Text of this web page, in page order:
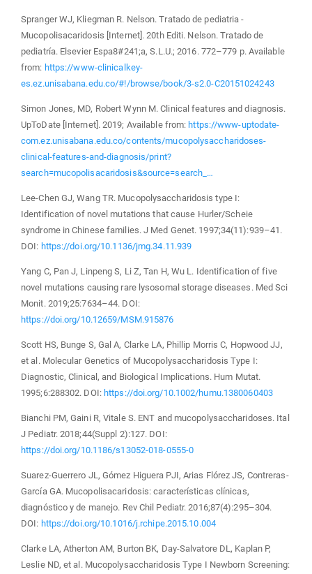
Spranger WJ, Kliegman R. Nelson. Tratado de pediatria -
Mucopolisacaridosis [Internet]. 20th Editi. Nelson. Tratado de
pediatría. Elsevier Espa8#241;a, S.L.U.; 2016. 772–779 p. Available
from: https://www-clinicalkey-
es.ez.unisabana.edu.co/#!/browse/book/3-s2.0-C20151024243
Simon Jones, MD, Robert Wynn M. Clinical features and diagnosis.
UpToDate [Internet]. 2019; Available from:https://www-uptodate-
com.ez.unisabana.edu.co/contents/mucopolysaccharidoses-
clinical-features-and-diagnosis/print?
search=mucopolisacaridosis&source=search_…
Lee-Chen GJ, Wang TR. Mucopolysaccharidosis type I:
Identification of novel mutations that cause Hurler/Scheie
syndrome in Chinese families. J Med Genet. 1997;34(11):939–41.
DOI: https://doi.org/10.1136/jmg.34.11.939
Yang C, Pan J, Linpeng S, Li Z, Tan H, Wu L. Identification of five
novel mutations causing rare lysosomal storage diseases. Med Sci
Monit. 2019;25:7634–44. DOI:
https://doi.org/10.12659/MSM.915876
Scott HS, Bunge S, Gal A, Clarke LA, Phillip Morris C, Hopwood JJ,
et al. Molecular Genetics of Mucopolysaccharidosis Type I:
Diagnostic, Clinical, and Biological Implications. Hum Mutat.
1995;6:288302. DOI: https://doi.org/10.1002/humu.1380060403
Bianchi PM, Gaini R, Vitale S. ENT and mucopolysaccharidoses. Ital
J Pediatr. 2018;44(Suppl 2):127. DOI:
https://doi.org/10.1186/s13052-018-0555-0
Suarez-Guerrero JL, Gómez Higuera PJI, Arias Flórez JS, Contreras-
García GA. Mucopolisacaridosis: características clínicas,
diagnóstico y de manejo. Rev Chil Pediatr. 2016;87(4):295–304.
DOI: https://doi.org/10.1016/j.rchipe.2015.10.004
Clarke LA, Atherton AM, Burton BK, Day-Salvatore DL, Kaplan P,
Leslie ND, et al. Mucopolysaccharidosis Type I Newborn Screening: